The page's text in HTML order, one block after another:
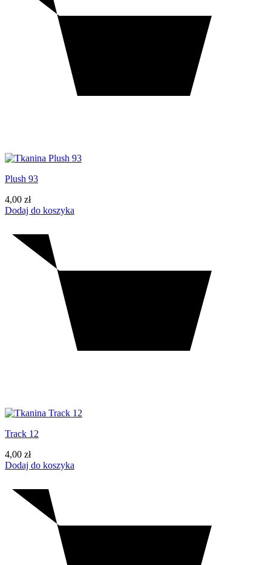
Plush 93
4,00 zł
Dodaj do koszyka
Track 12
4,00 zł
Dodaj do koszyka